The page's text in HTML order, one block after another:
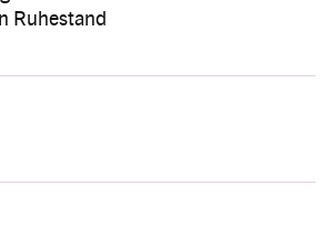
Ruhestand